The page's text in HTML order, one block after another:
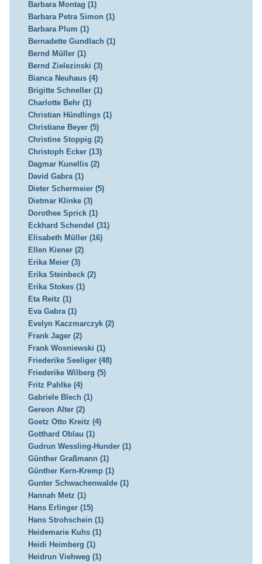
Barbara Montag (1)
Barbara Petra Simon (1)
Barbara Plum (1)
Bernadette Gundlach (1)
Bernd Müller (1)
Bernd Zielezinski (3)
Bianca Neuhaus (4)
Brigitte Schneller (1)
Charlotte Behr (1)
Christian Hündlings (1)
Christiane Beyer (5)
Christine Stoppig (2)
Christoph Ecker (13)
Dagmar Kunellis (2)
David Gabra (1)
Dieter Schermeier (5)
Dietmar Klinke (3)
Dorothee Sprick (1)
Eckhard Schendel (31)
Elisabeth Müller (16)
Ellen Kiener (2)
Erika Meier (3)
Erika Steinbeck (2)
Erika Stokes (1)
Eta Reitz (1)
Eva Gabra (1)
Evelyn Kaczmarczyk (2)
Frank Jager (2)
Frank Wosniewski (1)
Friederike Seeliger (48)
Friederike Wilberg (5)
Fritz Pahlke (4)
Gabriele Blech (1)
Gereon Alter (2)
Goetz Otto Kreitz (4)
Gotthard Oblau (1)
Gudrun Wessling-Hunder (1)
Günther Graßmann (1)
Günther Kern-Kremp (1)
Gunter Schwachenwalde (1)
Hannah Metz (1)
Hans Erlinger (15)
Hans Strohschein (1)
Heidemarie Kuhs (1)
Heidi Heimberg (1)
Heidrun Viehweg (1)